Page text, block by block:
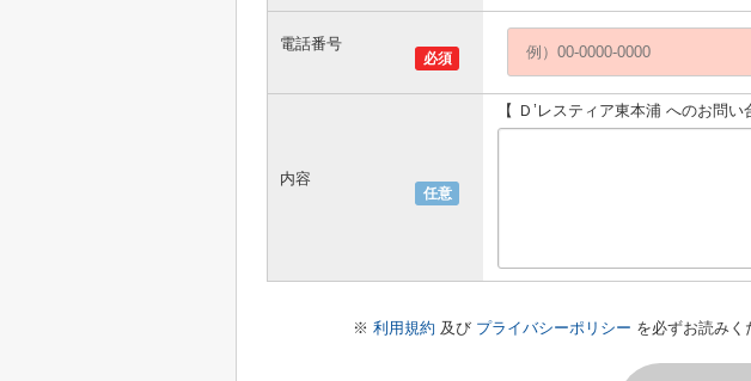
必須
電話番号
任意
内容
【 Ｄ’レスティア東本浦 へのお問い
※ 利用規約 及び プライバシーポリシー を必ずお読みく